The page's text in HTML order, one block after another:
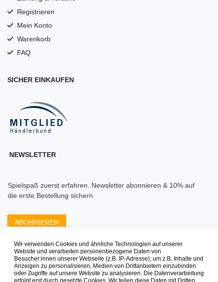
Registrieren
Mein Konto
Warenkorb
FAQ
SICHER EINKAUFEN
NEWSLETTER
Spielspaß zuerst erfahren. Newsletter abonnieren & 10% auf
die erste Bestellung sichern.
ABONNIEREN
Zahlungsarten die wir anbieten
Wir verwenden Cookies und ähnliche Technologien auf unserer
Website und verarbeiten personenbezogene Daten von
Besucher:innen unserer Webseite (z.B. IP-Adresse), um z.B. Inhalte und
Anzeigen zu personalisieren, Medien von Drittanbietern einzubinden
oder Zugriffe auf unsere Website zu analysieren. Die Datenverarbeitung